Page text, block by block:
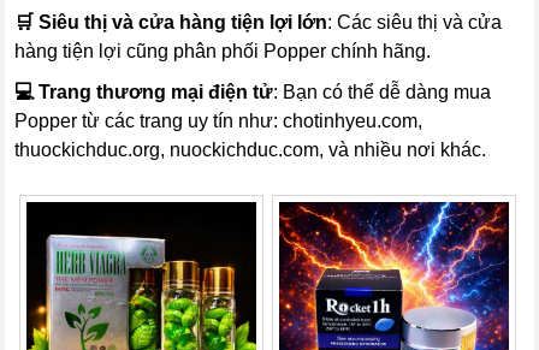
🛒 Siêu thị và cửa hàng tiện lợi lớn: Các siêu thị và cửa
hàng tiện lợi cũng phân phối Popper chính hãng.
💻 Trang thương mại điện tử: Bạn có thể dễ dàng mua
Popper từ các trang uy tín như: chotinhyeu.com,
thuockichduc.org, nuockichduc.com, và nhiều nơi khác.